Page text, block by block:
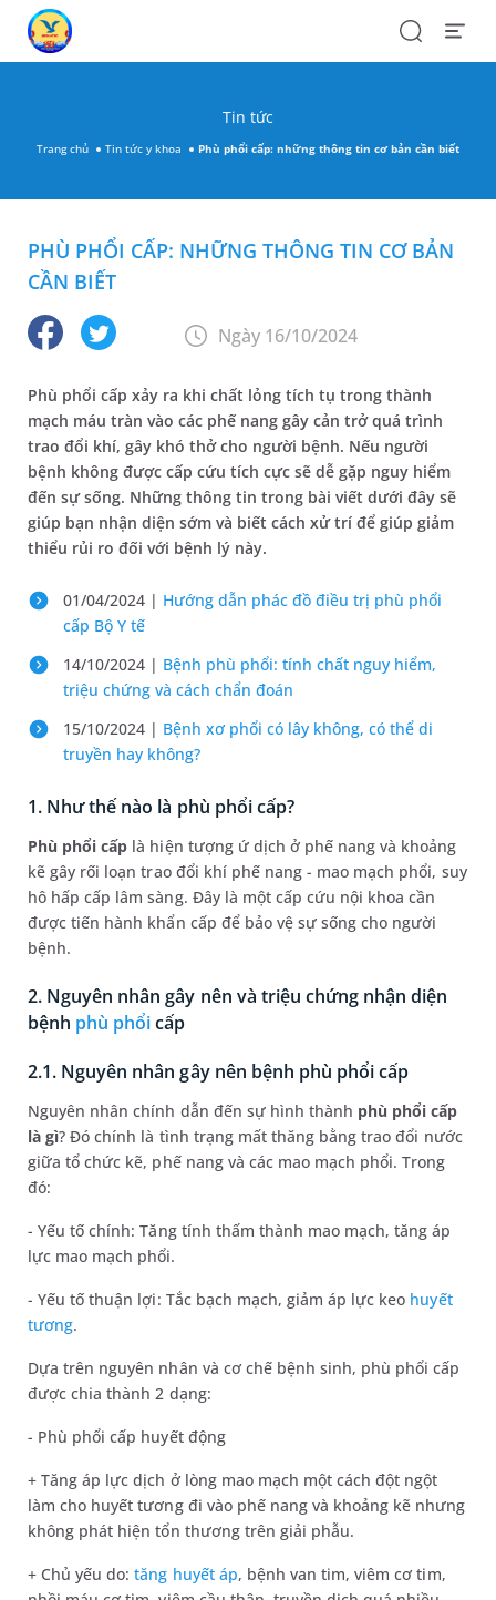
SearchOpen
Tin tức
Trang chủ Tin tức y khoa Phù phổi cấp: những thông tin cơ bản cần biết
PHÙ PHỔI CẤP: NHỮNG THÔNG TIN CƠ BẢN
CẦN BIẾT
Ngày 16/10/2024
Phù phổi cấp xảy ra khi chất lỏng tích tụ trong thành
mạch máu tràn vào các phế nang gây cản trở quá trình
trao đổi khí, gây khó thở cho người bệnh. Nếu người
bệnh không được cấp cứu tích cực sẽ dễ gặp nguy hiểm
đến sự sống. Những thông tin trong bài viết dưới đây sẽ
giúp bạn nhận diện sớm và biết cách xử trí để giúp giảm
thiểu rủi ro đối với bệnh lý này.
01/04/2024 | Hướng dẫn phác đồ điều trị phù phổi
cấp Bộ Y tế
14/10/2024 | Bệnh phù phổi: tính chất nguy hiểm,
triệu chứng và cách chẩn đoán
15/10/2024 | Bệnh xơ phổi có lây không, có thể di
truyền hay không?
1. Như thế nào là phù phổi cấp?
Phù phổi cấp là hiện tượng ứ dịch ở phế nang và khoảng
kẽ gây rối loạn trao đổi khí phế nang - mao mạch phổi, suy
hô hấp cấp lâm sàng. Đây là một cấp cứu nội khoa cần
được tiến hành khẩn cấp để bảo vệ sự sống cho người
bệnh.
2. Nguyên nhân gây nên và triệu chứng nhận diện
bệnh phù phổicấp
2.1. Nguyên nhân gây nên bệnh phù phổi cấp
Nguyên nhân chính dẫn đến sự hình thành phù phổi cấp
là gì? Đó chính là tình trạng mất thăng bằng trao đổi nước
giữa tổ chức kẽ, phế nang và các mao mạch phổi. Trong
đó:
- Yếu tố chính: Tăng tính thấm thành mao mạch, tăng áp
lực mao mạch phổi.
- Yếu tố thuận lợi: Tắc bạch mạch, giảm áp lực keo huyết
tương.
Dựa trên nguyên nhân và cơ chế bệnh sinh, phù phổi cấp
được chia thành 2 dạng:
- Phù phổi cấp huyết động
+ Tăng áp lực dịch ở lòng mao mạch một cách đột ngột
làm cho huyết tương đi vào phế nang và khoảng kẽ nhưng
không phát hiện tổn thương trên giải phẫu.
+ Chủ yếu do:tăng huyết áp, bệnh van tim, viêm cơ tim,